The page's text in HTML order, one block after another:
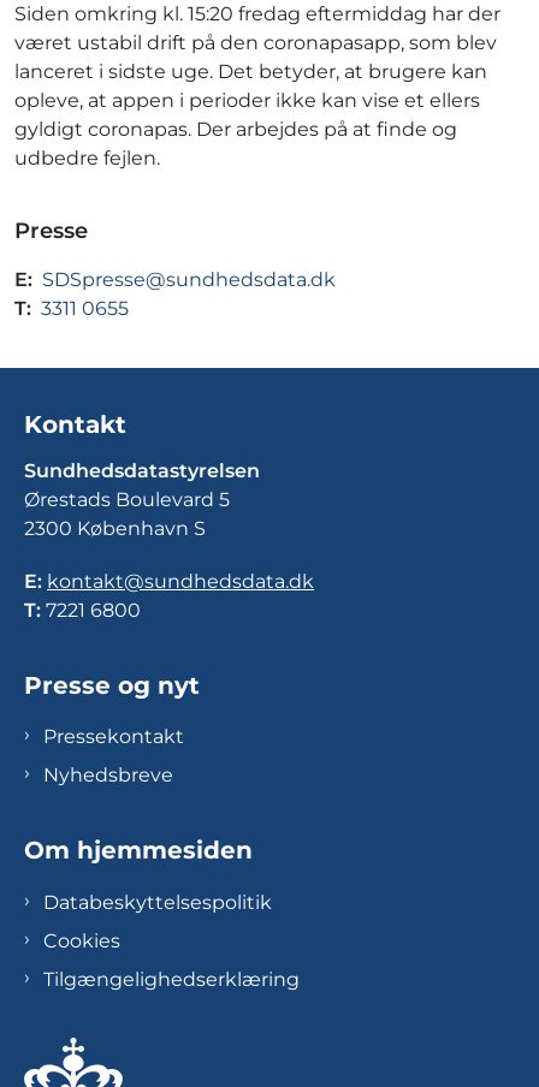
Siden omkring kl. 15:20 fredag eftermiddag har der
været ustabil drift på den coronapasapp, som blev
lanceret i sidste uge. Det betyder, at brugere kan
opleve, at appen i perioder ikke kan vise et ellers
gyldigt coronapas. Der arbejdes på at finde og
udbedre fejlen.
Presse
E: SDSpresse@sundhedsdata.dk
T: 3311 0655
Kontakt
Sundhedsdatastyrelsen
Ørestads Boulevard 5
2300 København S
E: kontakt@sundhedsdata.dk
T: 7221 6800
Presse og nyt
Pressekontakt
Nyhedsbreve
Om hjemmesiden
Databeskyttelsespolitik
Cookies
Tilgængelighedserklæring